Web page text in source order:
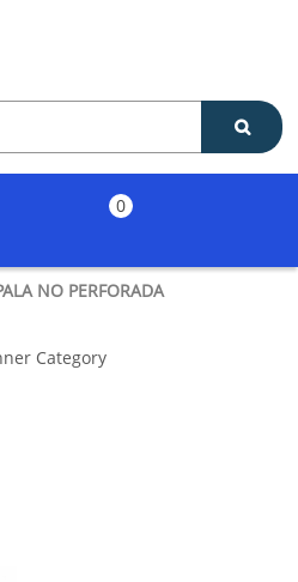
0
NO PERFORADA